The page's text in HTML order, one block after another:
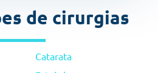
de cirurgias
Catarata